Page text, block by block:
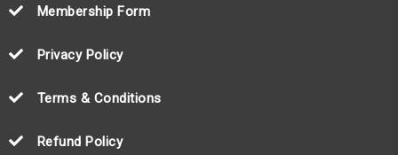
Membership Form
Privacy Policy
Terms & Conditions
Refund Policy